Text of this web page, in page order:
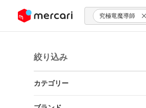
ツにスキップ 究極竜魔導師
絞り込み
カテゴリー